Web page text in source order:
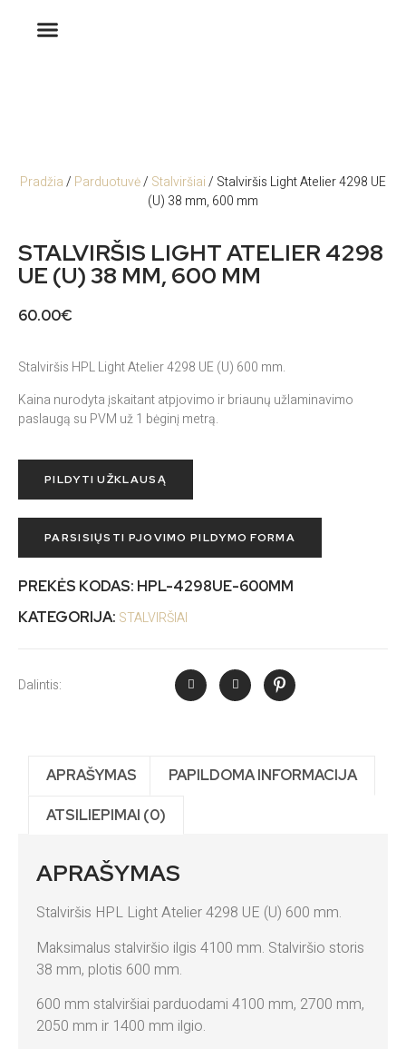
Pradžia/ Parduotuvė/ Stalviršiai/ Stalviršis Light Atelier 4298 UE
(U) 38 mm, 600 mm
STALVIRŠIS LIGHT ATELIER 4298
UE (U) 38 MM, 600 MM
60.00€
Stalviršis HPL Light Atelier 4298 UE (U) 600 mm.
Kaina nurodyta įskaitant atpjovimo ir briaunų užlaminavimo
paslaugą su PVM už 1 bėginį metrą.
PILDYTI UŽKLAUSĄ
PARSISIŲSTI PJOVIMO PILDYMO FORMA
PREKĖS KODAS: HPL-4298UE-600MM
KATEGORIJA: STALVIRŠIAI
Dalintis:
APRAŠYMAS PAPILDOMA INFORMACIJA
ATSILIEPIMAI (0)
APRAŠYMAS
Stalviršis HPL Light Atelier 4298 UE (U) 600 mm.
Maksimalus stalviršio ilgis 4100 mm. Stalviršio storis
38 mm, plotis 600 mm.
600 mm stalviršiai parduodami 4100 mm, 2700 mm,
2050 mm ir 1400 mm ilgio.